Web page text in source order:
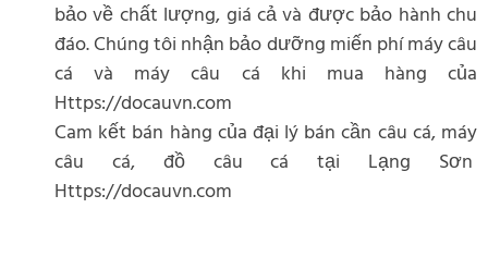
bảo về chất lượng, giá cả và được bảo hành chu
đáo. Chúng tôi nhận bảo dưỡng miến phí máy câu
cá và máy câu cá khi mua hàng của
Https://docauvn.com
Cam kết bán hàng của đại lý bán cần câu cá, máy
câu cá, đồ câu cá tại Lạng Sơn
Https://docauvn.com